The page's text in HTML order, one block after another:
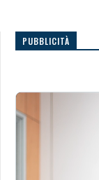
PUBBLICITÀ